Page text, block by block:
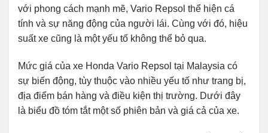
với phong cách mạnh mẽ, Vario Repsol thể hiện cá
tính và sự năng động của người lái. Cùng với đó, hiệu
suất xe cũng là một yếu tố không thể bỏ qua.
Mức giá của xe Honda Vario Repsol tại Malaysia có
sự biến động, tùy thuộc vào nhiều yếu tố như trang bị,
địa điểm bán hàng và điều kiện thị trường. Dưới đây
là biểu đồ tóm tắt một số phiên bản và giá cả của xe.